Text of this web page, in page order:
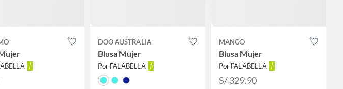
DOO AUSTRALIA
Blusa Mujer
Por FALABELLA
MANGO
Blusa Mujer
Por FALABELLA
S/ 329.90